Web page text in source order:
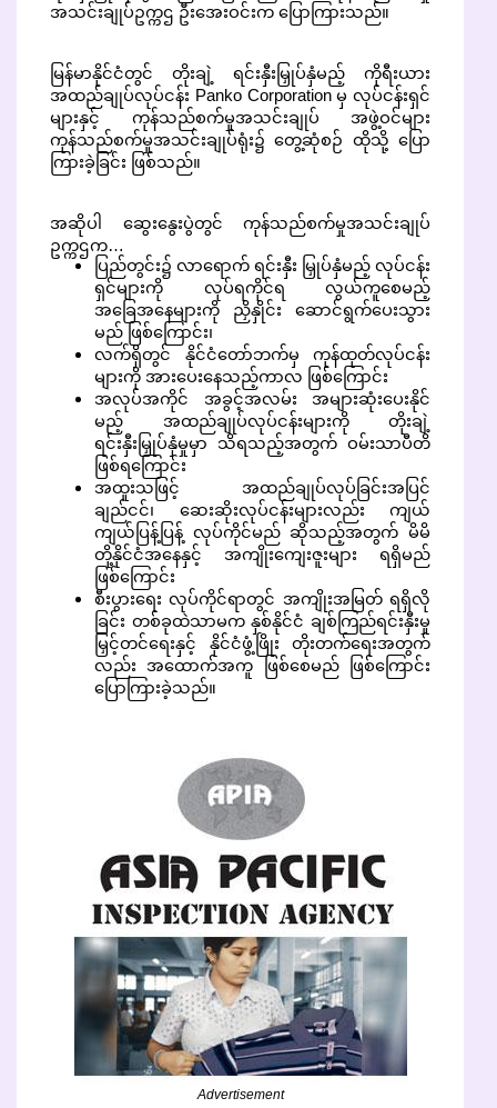
အသင်းချုပ်ဥက္ကဌ ဦးအေးဝင်းက ပြောကြားသည်။
မြန်မာနိုင်ငံတွင် တိုးချဲ့ ရင်းနှီးမြှုပ်နှံမည့် ကိုရီးယား
အထည်ချုပ်လုပ်ငန်း Panko Corporation မှ လုပ်ငန်းရှင်
များနှင့် ကုန်သည်စက်မှုအသင်းချုပ် အဖွဲ့ဝင်များ
ကုန်သည်စက်မှုအသင်းချုပ်ရုံး၌ တွေ့ဆုံစဉ် ထိုသို့ ပြော
ကြားခဲ့ခြင်း ဖြစ်သည်။
အဆိုပါ ဆွေးနွေးပွဲတွင် ကုန်သည်စက်မှုအသင်းချုပ်
ဥက္ကဌက…
ပြည်တွင်း၌ လာရောက် ရင်းနှီး မြှုပ်နှံမည့် လုပ်ငန်း
ရှင်များကို လုပ်ရကိုင်ရ လွယ်ကူစေမည့်
အခြေအနေများကို ညှိနှိုင်း ဆောင်ရွက်ပေးသွား
မည် ဖြစ်ကြောင်း၊
လက်ရှိတွင် နိုင်ငံတော်ဘက်မှ ကုန်ထုတ်လုပ်ငန်း
များကို အားပေးနေသည့်ကာလ ဖြစ်ကြောင်း
အလုပ်အကိုင် အခွင့်အလမ်း အများဆုံးပေးနိုင်
မည့် အထည်ချုပ်လုပ်ငန်းများကို တိုးချဲ့
ရင်းနှီးမြှုပ်နှံမှုမှာ သိရသည့်အတွက် ဝမ်းသာပီတိ
ဖြစ်ရကြောင်း
အထူးသဖြင့် အထည်ချုပ်လုပ်ခြင်းအပြင်
ချည်ငင်၊ ဆေးဆိုးလုပ်ငန်းများလည်း ကျယ်
ကျယ်ပြန့်ပြန့် လုပ်ကိုင်မည် ဆိုသည့်အတွက် မိမိ
တို့နိုင်ငံအနေနှင့် အကျိုးကျေးဇူးများ ရရှိမည်
ဖြစ်ကြောင်း
စီးပွားရေး လုပ်ကိုင်ရာတွင် အကျိုးအမြတ် ရရှိလို
ခြင်း တစ်ခုထဲသာမက နှစ်နိုင်ငံ ချစ်ကြည်ရင်းနှီးမှု
မြှင့်တင်ရေးနှင့် နိုင်ငံဖွံ့ဖြိုး တိုးတက်ရေးအတွက်
လည်း အထောက်အကူ ဖြစ်စေမည် ဖြစ်ကြောင်း
ပြောကြားခဲ့သည်။
Advertisement